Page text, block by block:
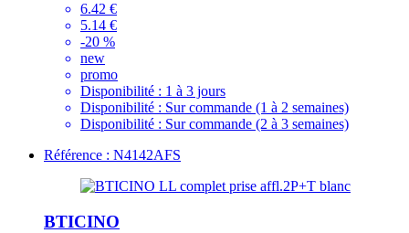
6.42 €
5.14 €
-20 %
new
promo
Disponibilité : 1 à 3 jours
Disponibilité : Sur commande (1 à 2 semaines)
Disponibilité : Sur commande (2 à 3 semaines)
Référence : N4142AFS
BTICINO